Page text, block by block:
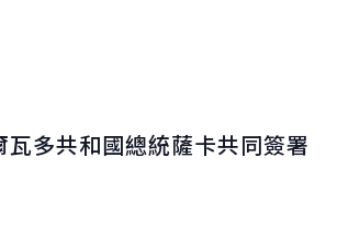
瓦多共和國總統薩卡共同簽署